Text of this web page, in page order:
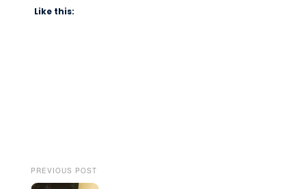
Like this:
PREVIOUS POST